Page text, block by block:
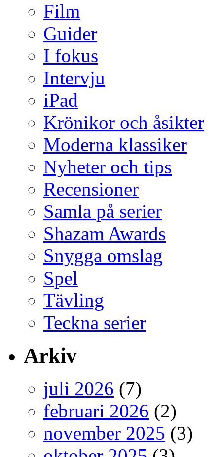
Film
Guider
I fokus
Intervju
iPad
Krönikor och åsikter
Moderna klassiker
Nyheter och tips
Recensioner
Samla på serier
Shazam Awards
Snygga omslag
Spel
Tävling
Teckna serier
Arkiv
juli 2026 (7)
februari 2026 (2)
november 2025 (3)